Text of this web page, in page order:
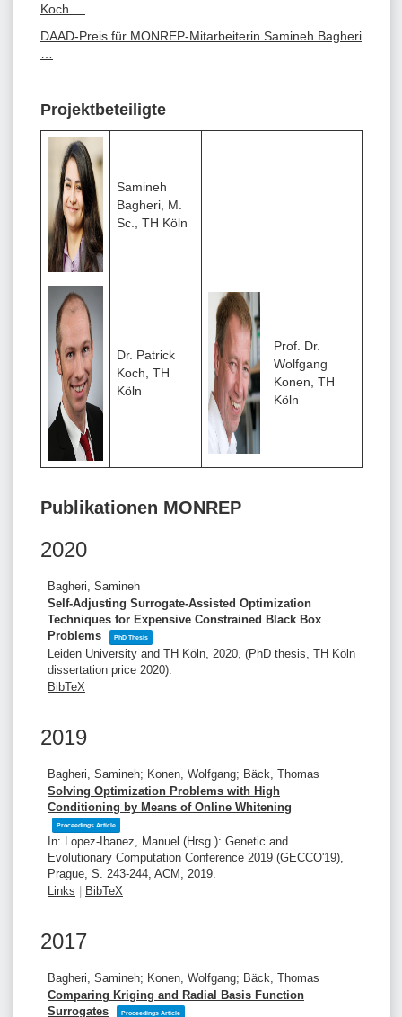
Koch …
DAAD-Preis für MONREP-Mitarbeiterin Samineh Bagheri
Projektbeteiligte
Samineh
Bagheri, M.
Sc., TH Köln
Dr. Patrick
Koch, TH
Köln
Prof. Dr.
Wolfgang
Konen, TH
Köln
Publikationen MONREP
2020
Bagheri, Samineh
Self-Adjusting Surrogate-Assisted Optimization
Techniques for Expensive Constrained Black Box
Problems
PhD Thesis
Leiden University and TH Köln, 2020 , (PhD thesis, TH Köln
dissertation price 2020)
BibTeX
2019
Bagheri, Samineh; Konen, Wolfgang; Bäck, Thomas
Solving Optimization Problems with High
Conditioning by Means of Online Whitening
Proceedings Article
In: Lopez-Ibanez, Manuel (Hrsg.): Genetic and
Evolutionary Computation Conference 2019 (GECCO'19),
Prague, S. 243-244, ACM, 2019
Links
BibTeX
2017
Bagheri, Samineh; Konen, Wolfgang; Bäck, Thomas
Comparing Kriging and Radial Basis Function
Surrogates
Proceedings Article